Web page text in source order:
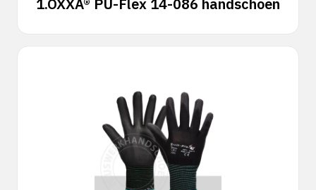
1.OXXA® PU-Flex 14-086 handschoen